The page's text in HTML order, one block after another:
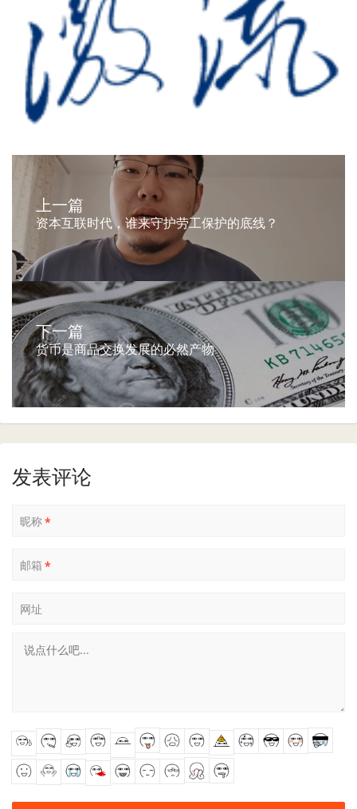
上一篇
资本互联时代，谁来守护劳工保护的底线？
下一篇
货币是商品交换发展的必然产物
发表评论
昵称*
邮箱 *
网址